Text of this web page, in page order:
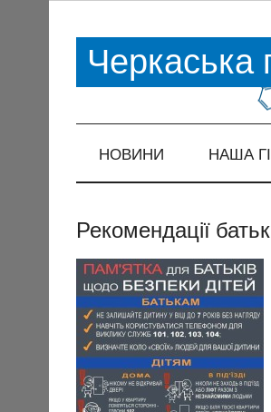
Черкаська
НОВИНИ НАША
Рекомендації